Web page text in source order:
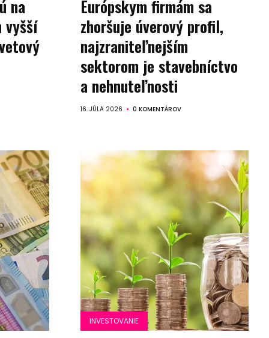
na
vyšší
Európskym firmám sa
zhoršuje úverový profil,
najzraniteľnejším
sektorom je stavebníctvo
a nehnuteľnosti
16. JÚLA 2026 0 KOMENTÁROV
INVESTOVANIE